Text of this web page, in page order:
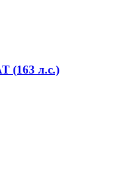
(163 л.с.)